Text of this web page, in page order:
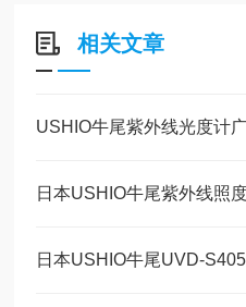
相关文章
日本USHIO牛尾UVD-